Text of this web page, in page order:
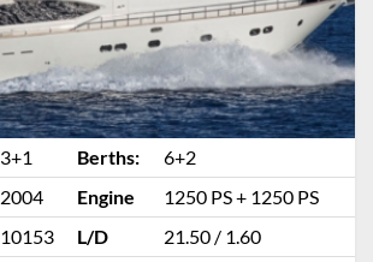
3+1 Berths:
6+2
2004 Engine
1250 PS + 1250 PS
10153 L/D 21.50 / 1.60